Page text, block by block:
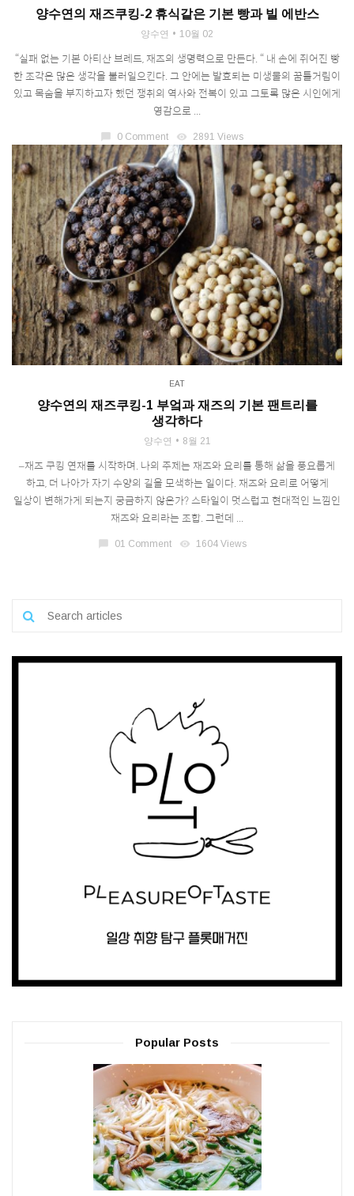
양수연의 재즈쿠킹-2 휴식같은 기본 빵과 빌 에반스
양수연 10월 02
“실패 없는 기본 아티산 브레드, 재즈의 생명력으로 만든다. “ 내 손에 쥐어진 빵
한 조각은 많은 생각을 불러일으킨다. 그 안에는 발효되는 미생물의 꿈틀거림이
있고 목숨을 부지하고자 했던 쟁취의 역사와 전복이 있고 그토록 많은 시인에게
영감으로 ...
chat_bubble 0 Comment visibility 2891 Views
EAT
양수연의 재즈쿠킹-1 부엌과 재즈의 기본 팬트리를
생각하다
양수연 8월 21
–재즈 쿠킹 연재를 시작하며. 나의 주제는 재즈와 요리를 통해 삶을 풍요롭게
하고, 더 나아가 자기 수양의 길을 모색하는 일이다. 재즈와 요리로 어떻게
일상이 변해가게 되는지 궁금하지 않은가? 스타일이 멋스럽고 현대적인 느낌인
재즈와 요리라는 조합. 그런데 ...
chat_bubble 01 Comment visibility 1604 Views
Popular Posts